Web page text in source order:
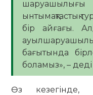
шаруашылығы
ынтымақтастық
бір айғағы.
бағытында
боламыз», –
Өз кезегінде,